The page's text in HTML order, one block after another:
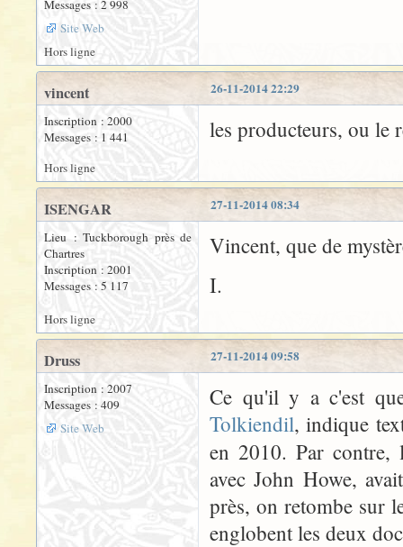
Messages : 2 998
Site Web
Hors ligne
26-11-2014 22:29
vincent
Inscription : 2000
Messages : 1 441
les producteurs, ou le
Hors ligne
27-11-2014 08:34
ISENGAR
Lieu : Tuckborough près de
Chartres
Inscription : 2001
Messages : 5 117
Vincent, que de
I.
Hors ligne
27-11-2014 09:58
Druss
Inscription : 2007
Messages : 409
Site Web
Ce qu'il y a c'est
Tolkiendil, indique
en 2010. Par
avec John Howe,
près, on retombe sur
englobent les deux